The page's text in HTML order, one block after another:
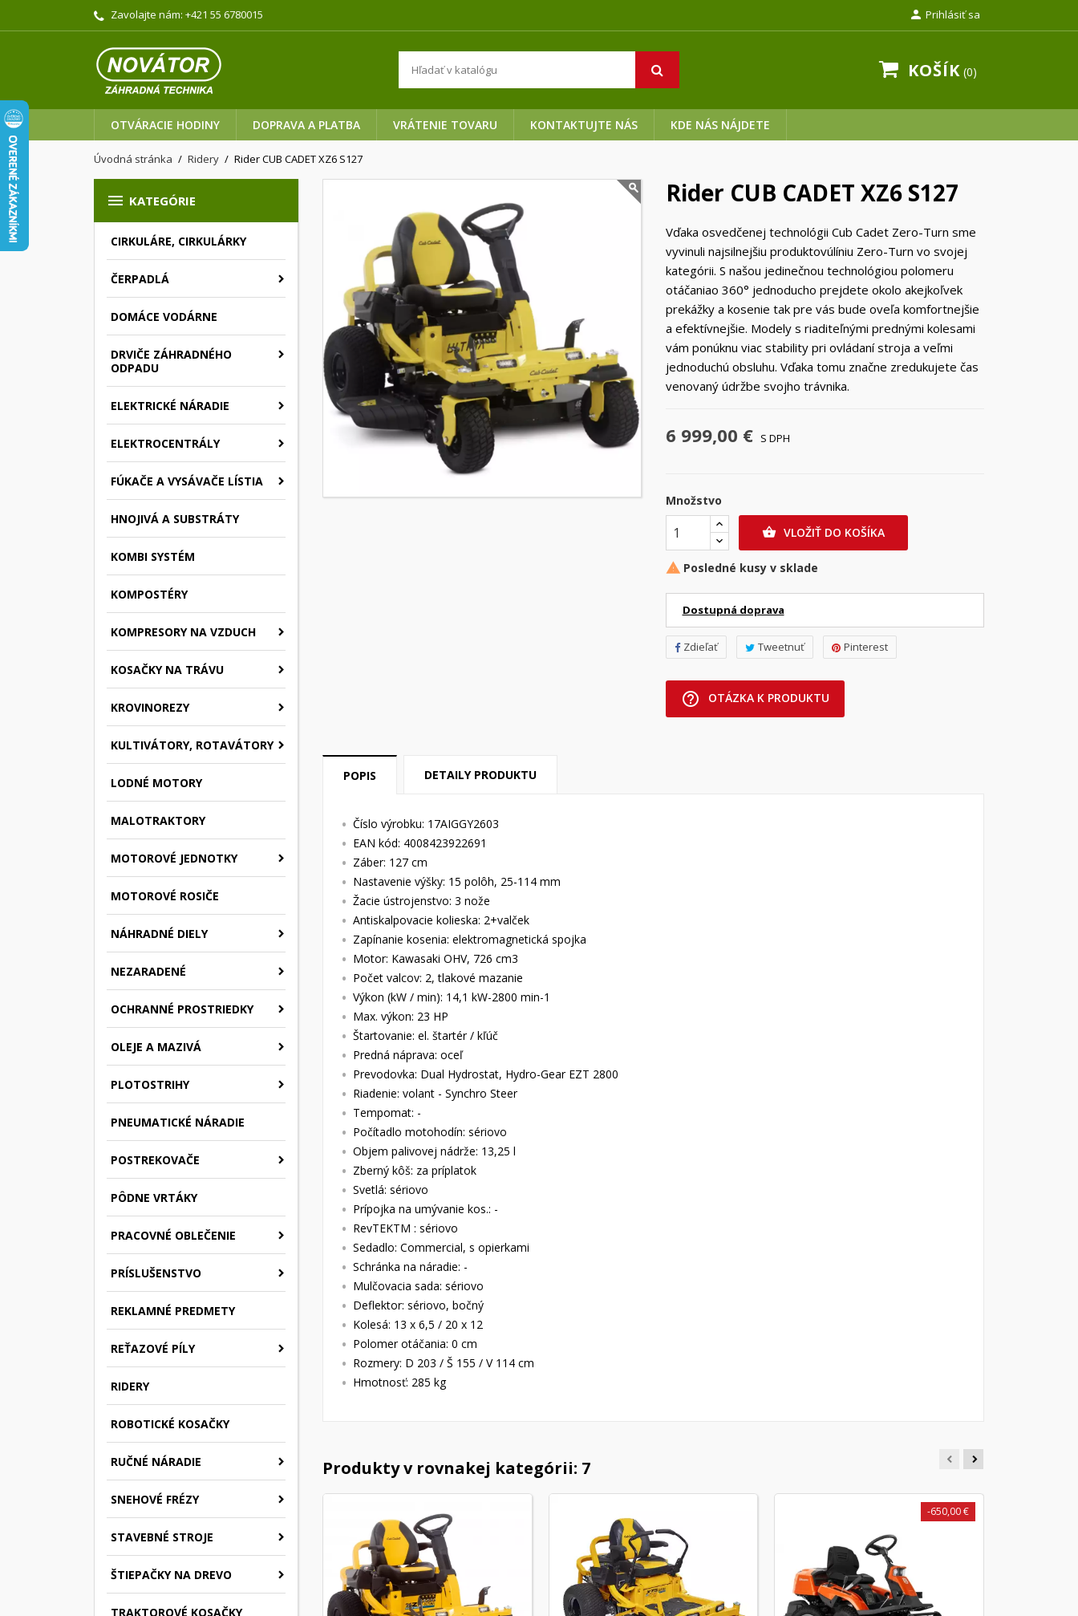
Zavolajte nám: +421 55 6780015  Prihlásiť sa
KOŠÍK 0
OTVÁRACIE HODINY DOPRAVA A PLATBA VRÁTENIE TOVARU KONTAKTUJTE NÁS KDE NÁS NÁJDETE
Úvodná stránka Ridery Rider CUB CADET XZ6 S127
 KATEGÓRIE
CIRKULÁRE, CIRKULÁRKY
ČERPADLÁ
DOMÁCE VODÁRNE
DRVIČE ZÁHRADNÉHO
ODPADU
ELEKTRICKÉ NÁRADIE
ELEKTROCENTRÁLY
FÚKAČE A VYSÁVAČE LÍSTIA
HNOJIVÁ A SUBSTRÁTY
KOMBI SYSTÉM
KOMPOSTÉRY
KOMPRESORY NA VZDUCH
KOSAČKY NA TRÁVU
KROVINOREZY
KULTIVÁTORY, ROTAVÁTORY
LODNÉ MOTORY
MALOTRAKTORY
MOTOROVÉ JEDNOTKY
MOTOROVÉ ROSIČE
NÁHRADNÉ DIELY
NEZARADENÉ
OCHRANNÉ PROSTRIEDKY
OLEJE A MAZIVÁ
PLOTOSTRIHY
PNEUMATICKÉ NÁRADIE
POSTREKOVAČE
PÔDNE VRTÁKY
PRACOVNÉ OBLEČENIE
PRÍSLUŠENSTVO
REKLAMNÉ PREDMETY
REŤAZOVÉ PÍLY
RIDERY
ROBOTICKÉ KOSAČKY
RUČNÉ NÁRADIE
SNEHOVÉ FRÉZY
STAVEBNÉ STROJE
ŠTIEPAČKY NA DREVO
TRAKTOROVÉ KOSAČKY
Rider CUB CADET XZ6 S127
Vďaka osvedčenej technológii Cub Cadet Zero-Turn sme
vyvinuli najsilnejšiu produktovúlíniu Zero-Turn vo svojej
kategórii. S našou jedinečnou technológiou polomeru
otáčaniao 360° jednoducho prejdete okolo akejkoľvek
prekážky a kosenie tak pre vás bude oveľa komfortnejšie
a efektívnejšie. Modely s riaditeľnými prednými kolesami
vám ponúknu viac stability pri ovládaní stroja a veľmi
jednoduchú obsluhu. Vďaka tomu značne zredukujete čas
venovaný údržbe svojho trávnika.
6 999,00 € S DPH
Množstvo
 VLOŽIŤ DO KOŠÍKA
 Posledné kusy v sklade
Dostupná doprava
Zdieľať Tweetnuť Pinterest
help_outline OTÁZKA K PRODUKTU
POPIS DETAILY PRODUKTU
Číslo výrobku: 17AIGGY2603
EAN kód: 4008423922691
Záber: 127 cm
Nastavenie výšky: 15 polôh, 25-114 mm
Žacie ústrojenstvo: 3 nože
Antiskalpovacie kolieska: 2+valček
Zapínanie kosenia: elektromagnetická spojka
Motor: Kawasaki OHV, 726 cm3
Počet valcov: 2, tlakové mazanie
Výkon (kW / min): 14,1 kW-2800 min-1
Max. výkon: 23 HP
Štartovanie: el. štartér / kľúč
Predná náprava: oceľ
Prevodovka: Dual Hydrostat, Hydro-Gear EZT 2800
Riadenie: volant - Synchro Steer
Tempomat: -
Počítadlo motohodín: sériovo
Objem palivovej nádrže: 13,25 l
Zberný kôš: za príplatok
Svetlá: sériovo
Prípojka na umývanie kos.: -
RevTEKTM : sériovo
Sedadlo: Commercial, s opierkami
Schránka na náradie: -
Mulčovacia sada: sériovo
Deflektor: sériovo, bočný
Kolesá: 13 x 6,5 / 20 x 12
Polomer otáčania: 0 cm
Rozmery: D 203 / Š 155 / V 114 cm
Hmotnosť: 285 kg
Produkty v rovnakej kategórii: 7
-650,00 €